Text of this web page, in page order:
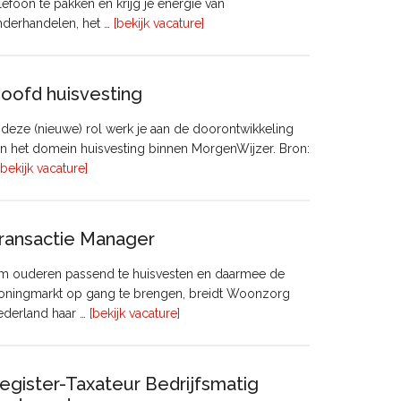
te pakken en krijg je energie van
het …
[bekijk vacature]
huisvesting
deze (nieuwe) rol werk je aan de doorontwikkeling
het domein huisvesting binnen MorgenWijzer. Bron:
[bekijk vacature]
Manager
ouderen passend te huisvesten en daarmee de
op gang te brengen, breidt Woonzorg
haar …
[bekijk vacature]
Taxateur Bedrijfsmatig